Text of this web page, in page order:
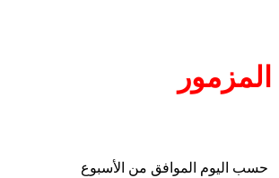
المزمور
حسب اليوم الموافق من الأسبوع